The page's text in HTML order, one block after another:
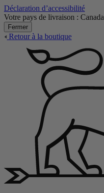
Déclaration d’accessibilité
Votre pays de livraison : Canada
Fermer
Retour à la boutique